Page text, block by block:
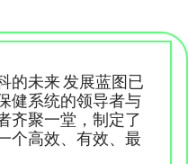
的未来 发展蓝图已
健系统的领导者与
齐聚一堂，制定了
个高效、有效、最